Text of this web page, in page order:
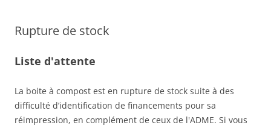
Rupture de stock
Liste d'attente
La boite à compost est en rupture de stock suite à des
difficulté d’identification de financements pour sa
réimpression, en complément de ceux de l'ADME. Si vous